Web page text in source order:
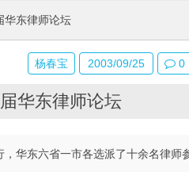
华东律师论坛
华东律师论坛
华东六省一市各选派了十余名律师
杨春宝 2003/09/25 0